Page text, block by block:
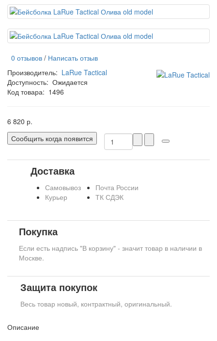
0 отзывов / Написать отзыв
Производитель: LaRue Tactical
Доступность: Ожидается
Код товара: 1496
6 820 р.
Сообщить когда появится
Доставка
Самовывоз
Курьер
Почта России
ТК СДЭК
Покупка
Если есть надпись "В корзину" - значит товар в наличии в
Москве.
Защита покупок
Весь товар новый, контрактный, оригинальный.
Описание